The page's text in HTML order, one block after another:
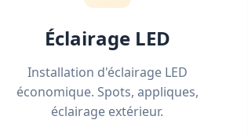
Éclairage LED
Installation d'éclairage LED
économique. Spots, appliques,
éclairage extérieur.